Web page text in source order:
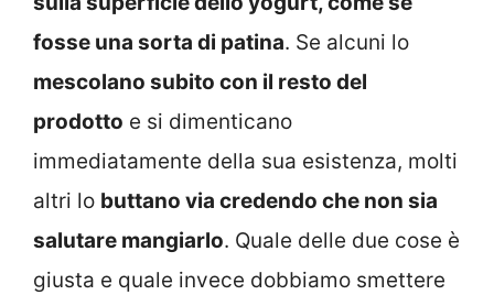
fosse una sorta di patina. Se alcuni lo
mescolano subito con il resto del
prodotto e si dimenticano
immediatamente della sua esistenza, molti
altri lo buttano via credendo che non sia
salutare mangiarlo. Quale delle due cose è
giusta e quale invece dobbiamo smettere